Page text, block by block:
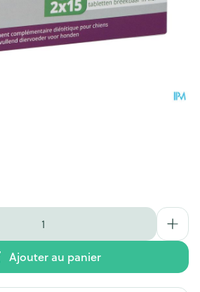
Ajouter au panier